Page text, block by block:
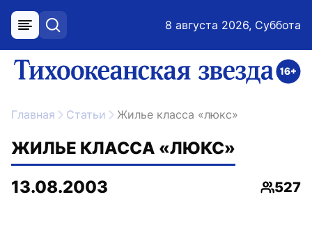
меню поиск 8 августа 2026, Суббота
ссылка на главную
Главная Статьи Жилье класса «люкс»
ЖИЛЬЕ КЛАССА «ЛЮКС»
13.08.2003
527